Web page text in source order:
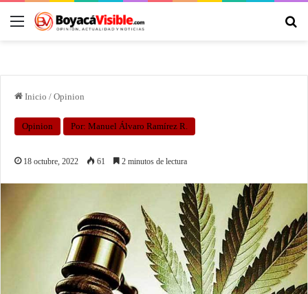
Inicio / Opinion
Opinion Por: Manuel Álvaro Ramírez R.
18 octubre, 2022 61 2 minutos de lectura